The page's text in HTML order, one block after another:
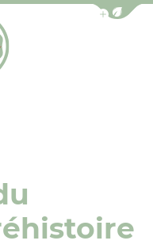
Afficher la